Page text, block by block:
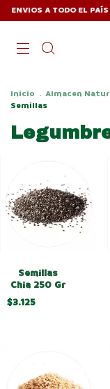
A TODO EL PAÍS
Inicio . Almacen
Semillas
Semillas
Chia 250 Gr
$3.125